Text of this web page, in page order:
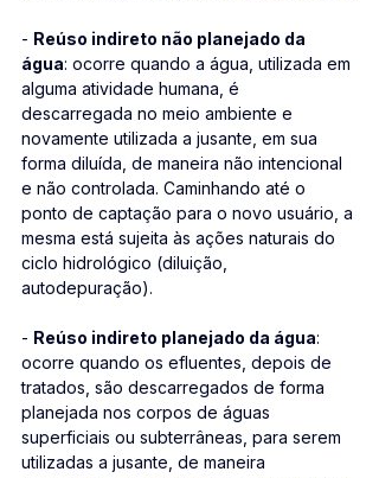
- Reúso indireto não planejado da
água: ocorre quando a água, utilizada em
alguma atividade humana, é
descarregada no meio ambiente e
novamente utilizada a jusante, em sua
forma diluída, de maneira não intencional
e não controlada. Caminhando até o
ponto de captação para o novo usuário, a
mesma está sujeita às ações naturais do
ciclo hidrológico (diluição,
autodepuração).
- Reúso indireto planejado da água:
ocorre quando os efluentes, depois de
tratados, são descarregados de forma
planejada nos corpos de águas
superficiais ou subterrâneas, para serem
utilizadas a jusante, de maneira